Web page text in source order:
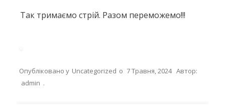
Так тримаємо стрій. Разом переможемо!!!
Опубліковано у Uncategorized о 7 Травня, 2024 Автор:
admin .